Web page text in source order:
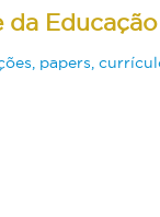
da Educação
papers,